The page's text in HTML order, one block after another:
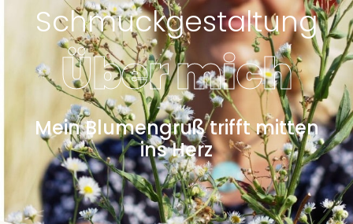
Schmuckgestaltung
Über mich
Mein Blumengruß trifft mitten
ins Herz